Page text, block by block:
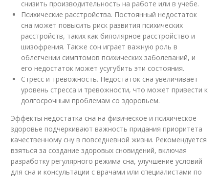
снизить производительность на работе или в учебе.
Психические расстройства. Постоянный недостаток
сна может повысить риск развития психических
расстройств, таких как биполярное расстройство и
шизофрения. Также сон играет важную роль в
облегчении симптомов психических заболеваний, и
его недостаток может усугубить эти состояния.
Стресс и тревожность. Недостаток сна увеличивает
уровень стресса и тревожности, что может привести к
долгосрочным проблемам со здоровьем.
Эффекты недостатка сна на физическое и психическое
здоровье подчеркивают важность придания приоритета
качественному сну в повседневной жизни. Рекомендуется
взяться за создание здоровых сновидений, включая
разработку регулярного режима сна, улучшение условий
для сна и консультации с врачами или специалистами по